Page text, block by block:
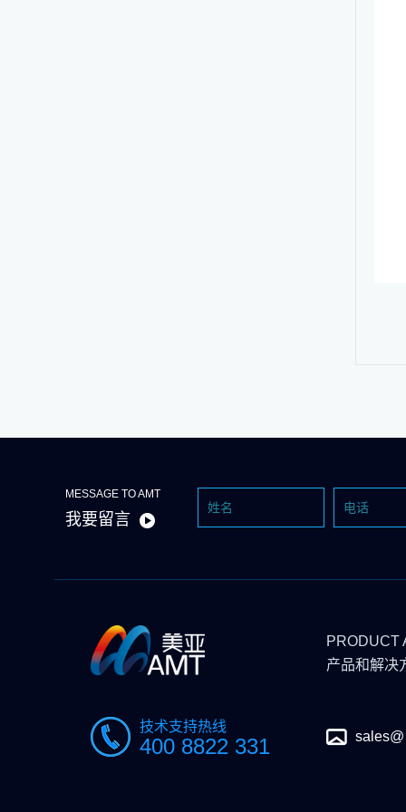
MESSAGE TO AMT
我要留言
技术支持热线
400 8822 331
PRODUCT
产品和解决
sales@